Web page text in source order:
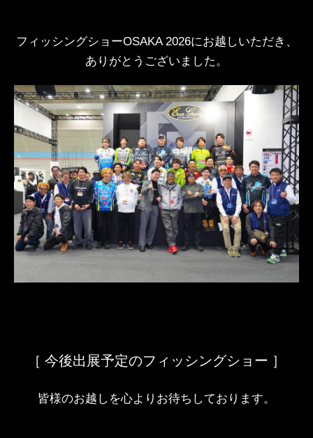
フィッシングショーOSAKA 2026にお越しいただき、
ありがとうございました。
［ 今後出展予定のフィッシングショー ］
皆様のお越しを心よりお待ちしております。